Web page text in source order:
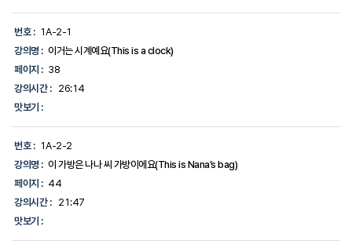
다.
번호 : 1A-2-1
강의명 : 이거는 시계예요(This is a clock)
페이지 : 38
강의시간 :
26:14
맛보기 :
번호 : 1A-2-2
강의명 : 이 가방은 나나 씨 가방이에요(This is Nana’s bag)
페이지 : 44
강의시간 :
21:47
맛보기 :